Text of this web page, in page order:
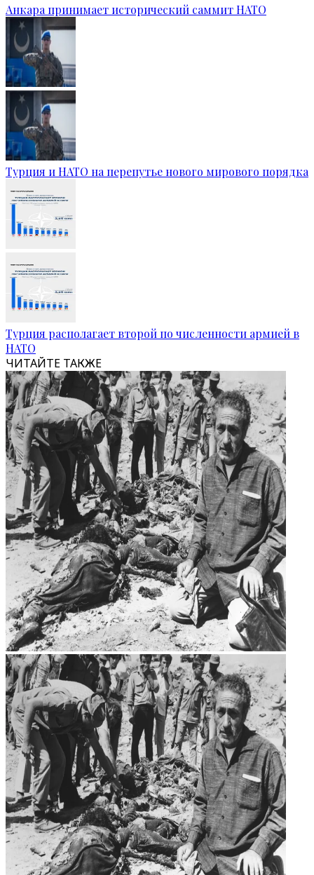
Анкара принимает исторический саммит НАТО
Турция и НАТО на перепутье нового мирового порядка
Турция располагает второй по численности армией в
НАТО
ЧИТАЙТЕ ТАКЖЕ